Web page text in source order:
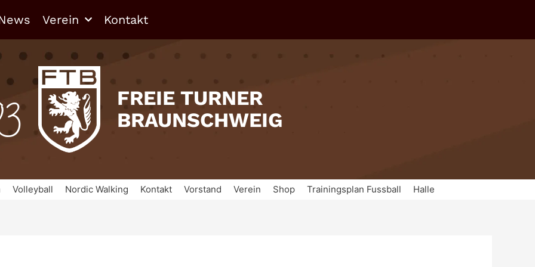
Verein Kontakt
FREIE TURNER
BRAUNSCHWEIG
Volleyball Nordic Walking Kontakt Vorstand Verein Shop Trainingsplan Fussball Halle